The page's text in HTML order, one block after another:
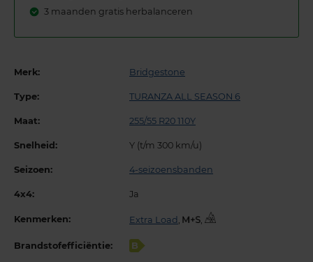
3 maanden gratis herbalanceren
Merk: Bridgestone
Type: TURANZA ALL SEASON 6
Maat: 255/55 R20 110Y
Snelheid: Y (t/m 300 km/u)
Seizoen: 4-seizoensbanden
4x4: Ja
Kenmerken: Extra Load ,
Brandstofefficiëntie: B